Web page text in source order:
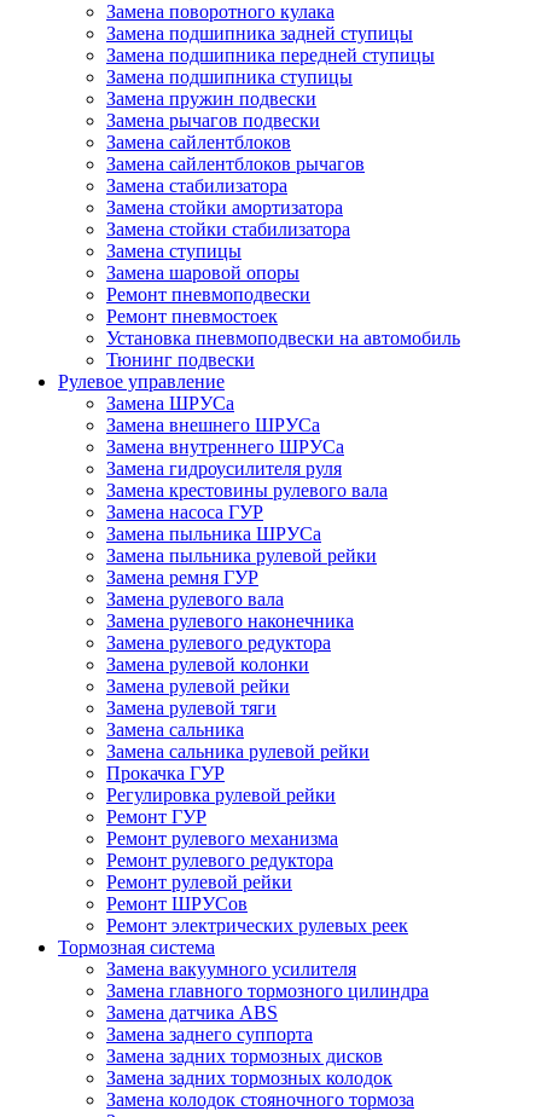
Замена поворотного кулака
Замена подшипника задней ступицы
Замена подшипника передней ступицы
Замена подшипника ступицы
Замена пружин подвески
Замена рычагов подвески
Замена сайлентблоков
Замена сайлентблоков рычагов
Замена стабилизатора
Замена стойки амортизатора
Замена стойки стабилизатора
Замена ступицы
Замена шаровой опоры
Ремонт пневмоподвески
Ремонт пневмостоек
Установка пневмоподвески на автомобиль
Тюнинг подвески
Рулевое управление
Замена ШРУСа
Замена внешнего ШРУСа
Замена внутреннего ШРУСа
Замена гидроусилителя руля
Замена крестовины рулевого вала
Замена насоса ГУР
Замена пыльника ШРУСа
Замена пыльника рулевой рейки
Замена ремня ГУР
Замена рулевого вала
Замена рулевого наконечника
Замена рулевого редуктора
Замена рулевой колонки
Замена рулевой рейки
Замена рулевой тяги
Замена сальника
Замена сальника рулевой рейки
Прокачка ГУР
Регулировка рулевой рейки
Ремонт ГУР
Ремонт рулевого механизма
Ремонт рулевого редуктора
Ремонт рулевой рейки
Ремонт ШРУСов
Ремонт электрических рулевых реек
Тормозная система
Замена вакуумного усилителя
Замена главного тормозного цилиндра
Замена датчика ABS
Замена заднего суппорта
Замена задних тормозных дисков
Замена задних тормозных колодок
Замена колодок стояночного тормоза